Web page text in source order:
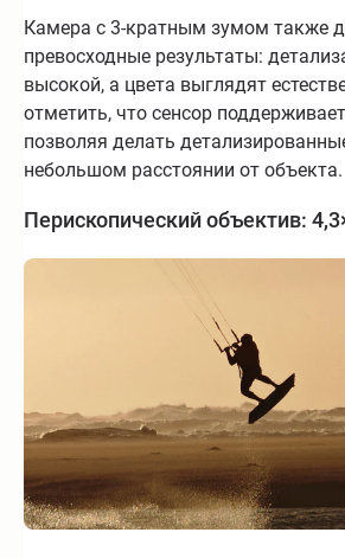
Камера с 3-кратным зумом также
превосходные результаты:
высокой, а цвета выглядят
отметить, что сенсор
позволяя делать
небольшом расстоянии от объекта.
Перископический объектив: